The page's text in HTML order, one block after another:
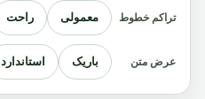
تراکم خطوط معمولی راحت
عرض متن باریک استاندارد